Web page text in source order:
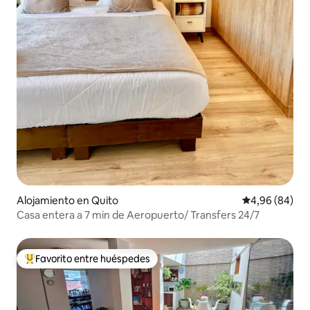
Alojamiento en Quito Calificación
4,96 (84)
Casa entera a 7 min de Aeropuerto/ Transfers 24/7
Favorito entre los huéspedes más destacados
Favorito entre huéspedes